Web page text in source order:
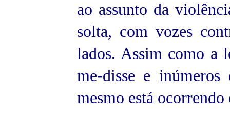
ao assunto da
solta, com vozes
lados. Assim como a
me-disse e inúmeros
mesmo está